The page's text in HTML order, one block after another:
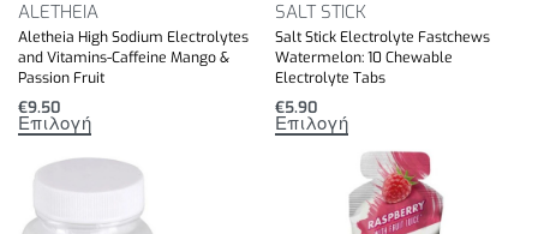
ALETHEIA
Aletheia High Sodium Electrolytes
and Vitamins-Caffeine Mango &
Passion Fruit
€9.50
Επιλογή
SALT STICK
Salt Stick Electrolyte Fastchews
Watermelon: 10 Chewable
Electrolyte Tabs
€5.90
Επιλογή